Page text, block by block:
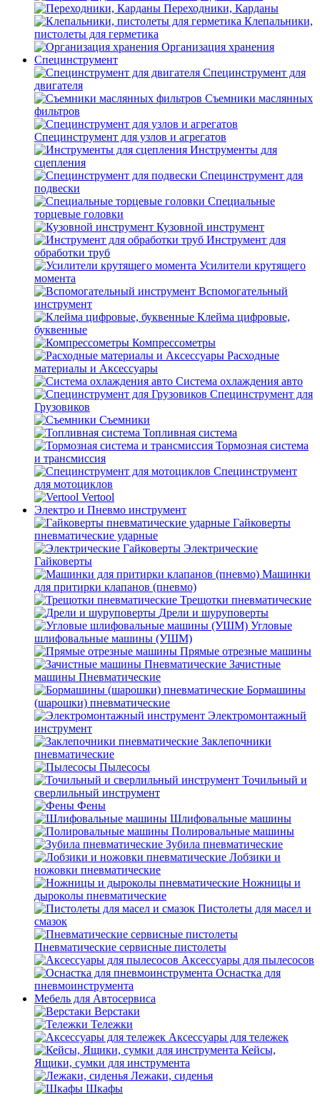
Переходники, Карданы
Клепальники,
пистолеты для герметика
Организация хранения
Специнструмент
Специнструмент для
двигателя
Съемники маслянных
фильтров
Специнструмент для узлов и агрегатов
Инструменты для
сцепления
Специнструмент для
подвески
Специальные
торцевые головки
Кузовной инструмент
Инструмент для
обработки труб
Усилители крутящего
момента
Вспомогательный
инструмент
Клейма цифровые,
буквенные
Компрессометры
Расходные
материалы и Аксессуары
Система охлаждения авто
Специнструмент для
Грузовиков
Съемники
Топливная система
Тормозная система
и трансмиссия
Специнструмент
для мотоциклов
Vertool
Электро и Пневмо инструмент
Гайковерты
пневматические ударные
Электрические
Гайковерты
Машинки
для притирки клапанов (пневмо)
Трещотки пневматические
Дрели и шуруповерты
Угловые
шлифовальные машины (УШМ)
Прямые отрезные машины
Зачистные
машины Пневматические
Бормашины
(шарошки) пневматические
Электромонтажный
инструмент
Заклепочники
пневматические
Пылесосы
Точильный и
сверлильный инструмент
Фены
Шлифовальные машины
Полировальные машины
Зубила пневматические
Лобзики и
ножовки пневматические
Ножницы и
дыроколы пневматические
Пистолеты для масел и
смазок
Пневматические сервисные пистолеты
Аксессуары для пылесосов
Оснастка для
пневмоинструмента
Мебель для Автосервиса
Верстаки
Тележки
Аксессуары для тележек
Кейсы,
Ящики, сумки для инструмента
Лежаки, сиденья
Шкафы